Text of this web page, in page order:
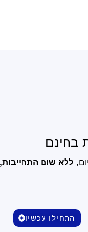
התחילו עכשיו
בחינם
ללא שום התחייבות,